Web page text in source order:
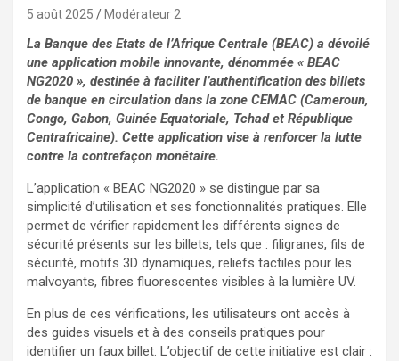
5 août 2025 Modérateur 2
La Banque des Etats de l’Afrique Centrale (BEAC) a dévoilé
une application mobile innovante, dénommée « BEAC
NG2020 », destinée à faciliter l’authentification des billets
de banque en circulation dans la zone CEMAC (Cameroun,
Congo, Gabon, Guinée Equatoriale, Tchad et République
Centrafricaine). Cette application vise à renforcer la lutte
contre la contrefaçon monétaire.
L’application « BEAC NG2020 » se distingue par sa
simplicité d’utilisation et ses fonctionnalités pratiques. Elle
permet de vérifier rapidement les différents signes de
sécurité présents sur les billets, tels que : filigranes, fils de
sécurité, motifs 3D dynamiques, reliefs tactiles pour les
malvoyants, fibres fluorescentes visibles à la lumière UV.
En plus de ces vérifications, les utilisateurs ont accès à
des guides visuels et à des conseils pratiques pour
identifier un faux billet. L’objectif de cette initiative est clair :